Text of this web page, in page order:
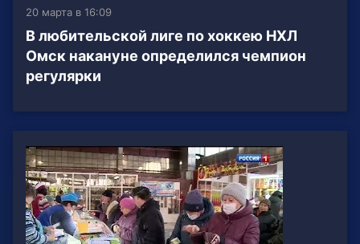
20 марта в 16:09
В любительской лиге по хоккею НХЛ
Омск накануне определился чемпион
регулярки